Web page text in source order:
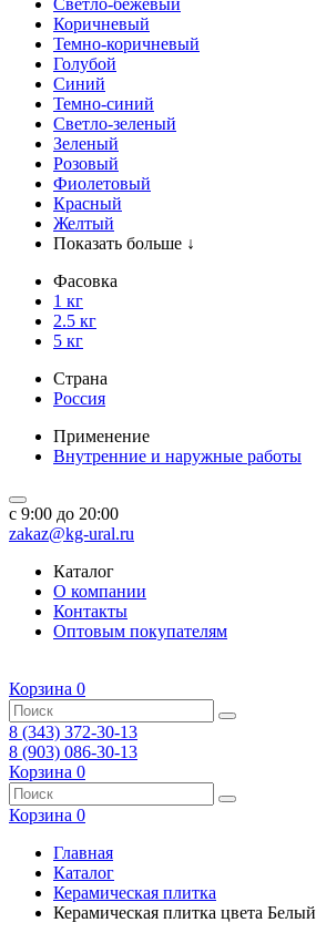
Светло-бежевый
Коричневый
Темно-коричневый
Голубой
Синий
Темно-синий
Светло-зеленый
Зеленый
Розовый
Фиолетовый
Красный
Желтый
Показать больше ↓
Фасовка
1 кг
2.5 кг
5 кг
Страна
Россия
Применение
Внутренние и наружные работы
c 9:00 до 20:00
zakaz@kg-ural.ru
Каталог
О компании
Контакты
Оптовым покупателям
Корзина 0
8 (343) 372-30-13
8 (903) 086-30-13
Корзина 0
Корзина 0
Главная
Каталог
Керамическая плитка
Керамическая плитка цвета Белый